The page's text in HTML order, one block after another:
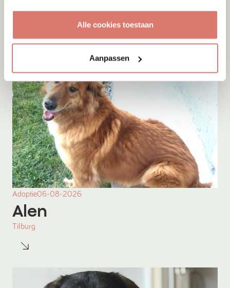
Alle cookies toestaan
Aanpassen
Nieuwe Pekela
Adoptie06-08-2026
Alen
Tilburg